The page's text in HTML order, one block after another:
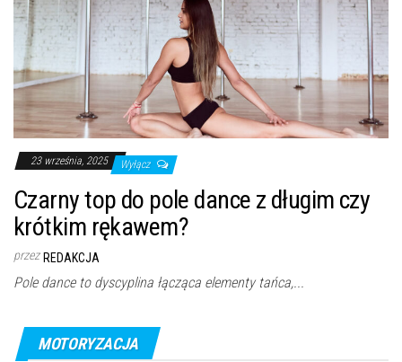
23 września, 2025 Wyłącz
Czarny top do pole dance z długim czy
krótkim rękawem?
przez REDAKCJA
Pole dance to dyscyplina łącząca elementy tańca,...
MOTORYZACJA